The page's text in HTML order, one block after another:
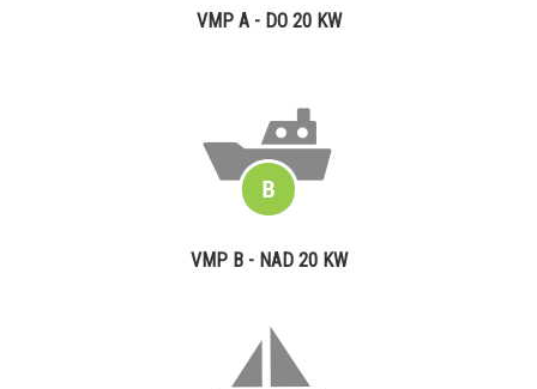
VMP A - DO 20 KW
VMP B - NAD 20 KW